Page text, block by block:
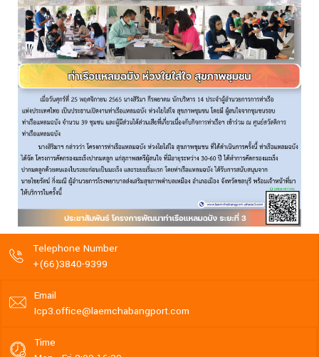
Telephone Number
+(66)3840-9399
Email
Icp3.office@laemchabangport.com
Time